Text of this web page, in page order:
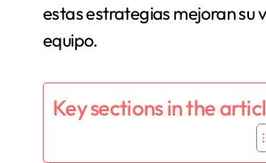
estas estrategias mejoran su
equipo.
Key sections in the